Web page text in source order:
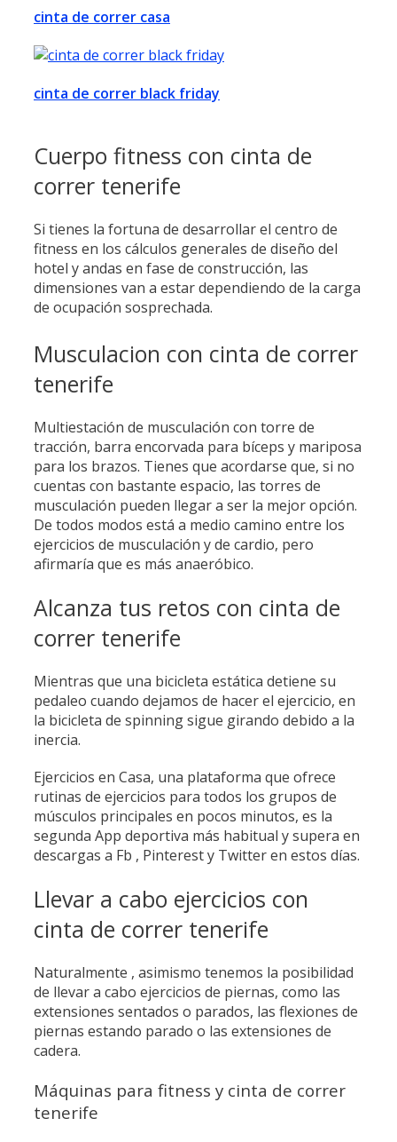
cinta de correr casa
cinta de correr black friday
Cuerpo fitness con cinta de
correr tenerife
Si tienes la fortuna de desarrollar el centro de
fitness en los cálculos generales de diseño del
hotel y andas en fase de construcción, las
dimensiones van a estar dependiendo de la carga
de ocupación sosprechada.
Musculacion con cinta de correr
tenerife
Multiestación de musculación con torre de
tracción, barra encorvada para bíceps y mariposa
para los brazos. Tienes que acordarse que, si no
cuentas con bastante espacio, las torres de
musculación pueden llegar a ser la mejor opción.
De todos modos está a medio camino entre los
ejercicios de musculación y de cardio, pero
afirmaría que es más anaeróbico.
Alcanza tus retos con cinta de
correr tenerife
Mientras que una bicicleta estática detiene su
pedaleo cuando dejamos de hacer el ejercicio, en
la bicicleta de spinning sigue girando debido a la
inercia.
Ejercicios en Casa, una plataforma que ofrece
rutinas de ejercicios para todos los grupos de
músculos principales en pocos minutos, es la
segunda App deportiva más habitual y supera en
descargas a Fb , Pinterest y Twitter en estos días.
Llevar a cabo ejercicios con
cinta de correr tenerife
Naturalmente , asimismo tenemos la posibilidad
de llevar a cabo ejercicios de piernas, como las
extensiones sentados o parados, las flexiones de
piernas estando parado o las extensiones de
cadera.
Máquinas para fitness y cinta de correr
tenerife